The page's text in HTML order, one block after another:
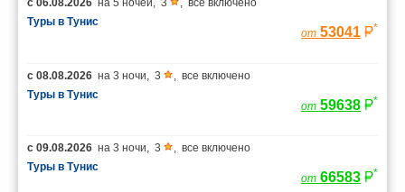
с 06.08.2026 на 5 ночей, 3 , все включено
Туры в Тунис
от 53041 *
с 08.08.2026 на 3 ночи, 3 , все включено
Туры в Тунис
от 59638 *
с 09.08.2026 на 3 ночи, 3 , все включено
Туры в Тунис
от 66583 *